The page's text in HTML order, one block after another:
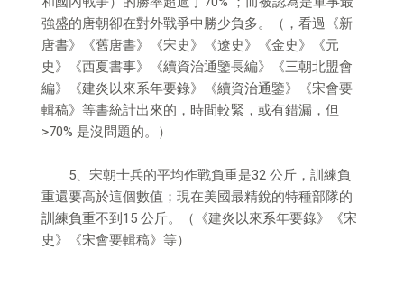
強盛的唐朝卻在對外戰爭中勝少負多。（，看過《新
唐書》《舊唐書》《宋史》《遼史》《金史》《元
史》《西夏書事》《續資治通鑒長編》《三朝北盟會
編》《建炎以來系年要錄》《續資治通鑒》《宋會要
輯稿》等書統計出來的，時間較緊，或有錯漏，但
>70% 是沒問題的。）
5、宋朝士兵的平均作戰負重是32 公斤，訓練負
重還要高於這個數值；現在美國最精銳的特種部隊的
訓練負重不到15 公斤。（《建炎以來系年要錄》《宋
史》《宋會要輯稿》等）